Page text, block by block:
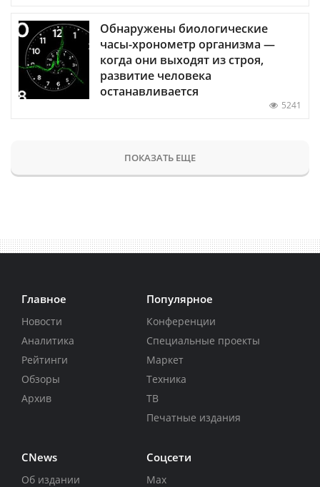
Обнаружены биологические
часы-хронометр организма —
когда они выходят из строя,
развитие человека
останавливается
5241
ПОКАЗАТЬ ЕЩЕ
Главное
Новости
Аналитика
Рейтинги
Обзоры
Архив
Популярное
Конференции
Специальные проекты
Маркет
Техника
ТВ
Печатные издания
CNews
Об издании
Соцсети
Max